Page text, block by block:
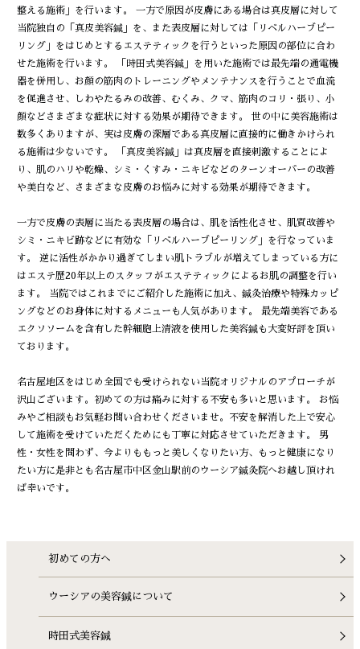
整える施術」を行います。 一方で原因が皮膚にある場合は真皮層に対して
当院独自の「真皮美容鍼」を、また表皮層に対しては「リベルハーブピー
リング」をはじめとするエステティックを行うといった原因の部位に合わ
せた施術を行います。 「時田式美容鍼」を用いた施術では最先端の通電機
器を併用し、お顔の筋肉のトレーニングやメンテナンスを行うことで血流
を促進させ、しわやたるみの改善、むくみ、クマ、筋肉のコリ・張り、小
顔などさまざまな症状に対する効果が期待できます。 世の中に美容施術は
数多くありますが、実は皮膚の深層である真皮層に直接的に働きかけられ
る施術は少ないです。 「真皮美容鍼」は真皮層を直接刺激することによ
り、肌のハリや乾燥、シミ・くすみ・ニキビなどのターンオーバーの改善
や美白など、さまざまな皮膚のお悩みに対する効果が期待できます。
一方で皮膚の表層に当たる表皮層の場合は、肌を活性化させ、肌質改善や
シミ・ニキビ跡などに有効な「リベルハーブピーリング」を行なっていま
す。 逆に活性がかかり過ぎてしまい肌トラブルが増えてしまっている方に
はエステ歴20年以上のスタッフがエステティックによるお肌の調整を行い
ます。 当院ではこれまでにご紹介した施術に加え、鍼灸治療や特殊カッピ
ングなどのお身体に対するメニューも人気があります。 最先端美容である
エクソソームを含有した幹細胞上清液を使用した美容鍼も大変好評を頂い
ております。
名古屋地区をはじめ全国でも受けられない当院オリジナルのアプローチが
沢山ございます。初めての方は痛みに対する不安も多いと思います。 お悩
みやご相談もお気軽お問い合わせくださいませ。不安を解消した上で安心
して施術を受けていただくためにも丁寧に対応させていただきます。 男
性・女性を問わず、今よりももっと美しくなりたい方、もっと健康になり
たい方に是非とも名古屋市中区金山駅前のウーシア鍼灸院へお越し頂けれ
ば幸いです。
初めての方へ
ウーシアの美容鍼について
時田式美容鍼